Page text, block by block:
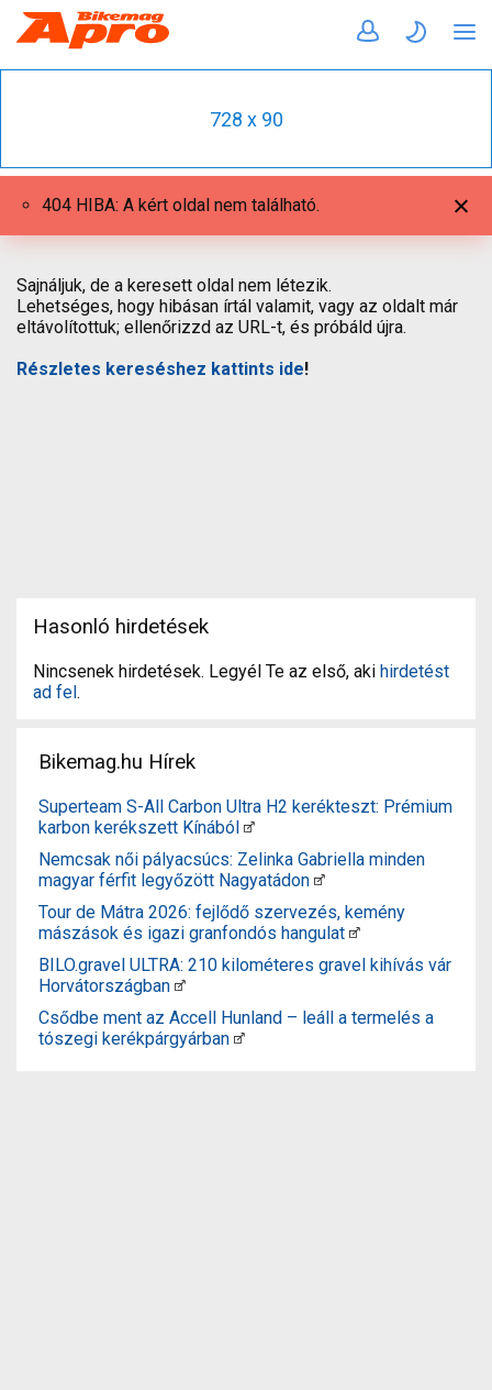
728 x 90
404 HIBA: A kért oldal nem található.
Sajnáljuk, de a keresett oldal nem létezik.
Lehetséges, hogy hibásan írtál valamit, vagy az oldalt már
eltávolítottuk; ellenőrizzd az URL-t, és próbáld újra.
Részletes kereséshez kattints ide!
Hasonló hirdetések
Nincsenek hirdetések. Legyél Te az első, aki hirdetést
ad fel.
Bikemag.hu Hírek
Superteam S-All Carbon Ultra H2 kerékteszt: Prémium
karbon kerékszett Kínából
Nemcsak női pályacsúcs: Zelinka Gabriella minden
magyar férfit legyőzött Nagyatádon
Tour de Mátra 2026: fejlődő szervezés, kemény
mászások és igazi granfondós hangulat
BILO.gravel ULTRA: 210 kilométeres gravel kihívás vár
Horvátországban
Csődbe ment az Accell Hunland – leáll a termelés a
tószegi kerékpárgyárban